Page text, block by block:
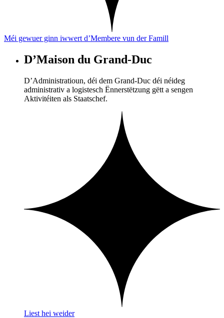
Méi gewuer ginn iwwert d’Membere vun der Famill
D’Maison du Grand-Duc
D’Administratioun, déi dem Grand-Duc déi néideg
administrativ a logistesch Ënnerstëtzung gëtt a sengen
Aktivitéiten als Staatschef.
Liest hei weider